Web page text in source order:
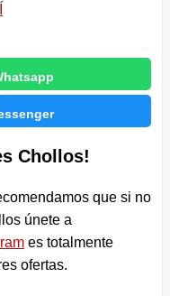
Chollos!
que si no
únete a
es totalmente
ofertas.